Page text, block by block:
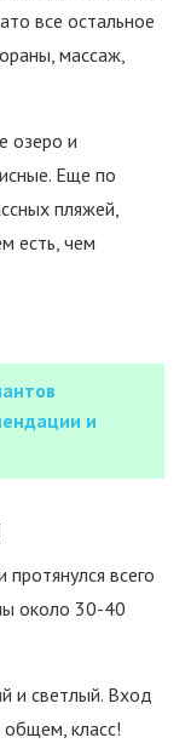
все остальное
массаж,
озеро и
Еще по
пляжей,
есть, чем
и
всего
около 30-40
и светлый. Вход
класс!